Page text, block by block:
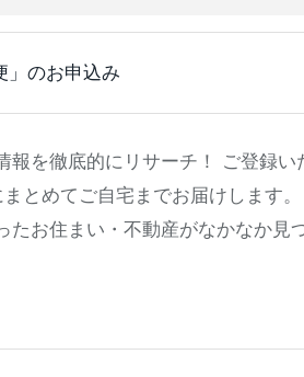
」のお申込み
報を徹底的にリサーチ！ ご登録い
とめてご自宅までお届けします
たお住まい・不動産がなかなか見